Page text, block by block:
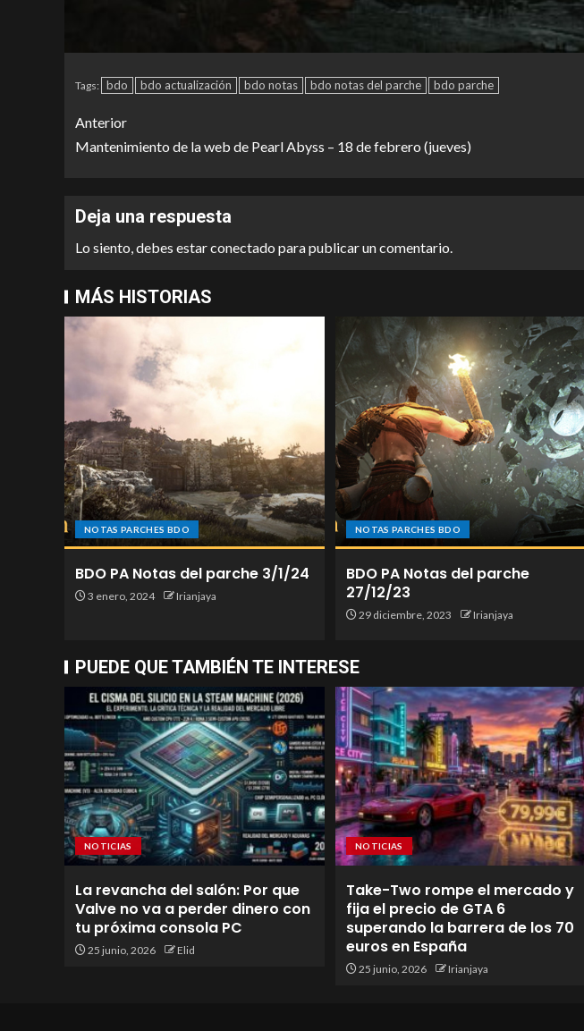
Tags: bdo bdo actualización bdo notas bdo notas del parche bdo parche
Anterior
Mantenimiento de la web de Pearl Abyss – 18 de febrero (jueves)
Deja una respuesta
Lo siento, debes estarconectado para publicar un comentario.
MÁS HISTORIAS
NOTAS PARCHES BDO
BDO PA Notas del parche 3/1/24
3 enero, 2024 Irianjaya
NOTAS PARCHES BDO
BDO PA Notas del parche
27/12/23
29 diciembre, 2023 Irianjaya
PUEDE QUE TAMBIÉN TE INTERESE
NOTICIAS
La revancha del salón: Por que
Valve no va a perder dinero con
tu próxima consola PC
25 junio, 2026 Elid
NOTICIAS
Take-Two rompe el mercado y
fija el precio de GTA 6
superando la barrera de los 70
euros en España
25 junio, 2026 Irianjaya